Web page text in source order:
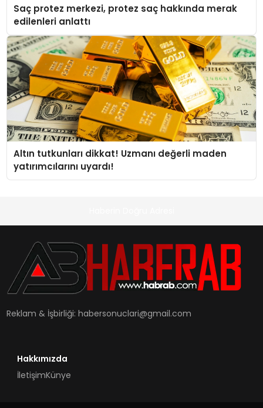
Saç protez merkezi, protez saç hakkında merak
edilenleri anlattı
Altın tutkunları dikkat! Uzmanı değerli maden
yatırımcılarını uyardı!
Reklam & İşbirliği:habersonuclari@gmail.com
Hakkımızda
İletişimKünye